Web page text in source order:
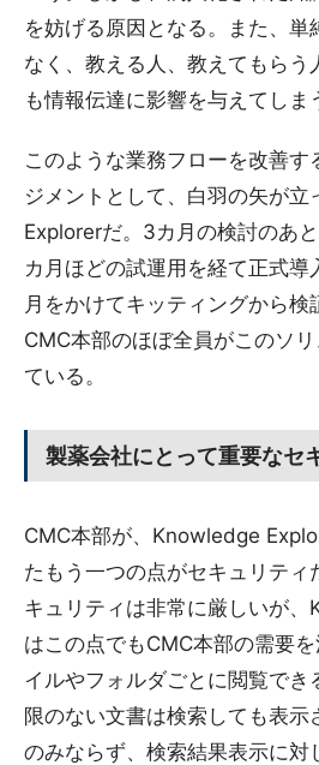
を妨げる原因となる。また、
なく、教える人、教えてもらう
も情報伝達に影響を与えてしま
このような業務フローを改善す
ジメントとして、白羽の矢が
Explorerだ。3カ月の検討のあ
カ月ほどの試運用を経て正式導
月をかけてキッティングから検
CMC本部のほぼ全員がこのソ
ている。
製薬会社にとって重要なセ
CMC本部が、Knowledge
たもう一つの点がセキュリティ
キュリティは非常に厳しいが
はこの点でもCMC本部の需要
イルやフォルダごとに閲覧でき
限のない文書は検索しても表
のみならず、検索結果表示に対